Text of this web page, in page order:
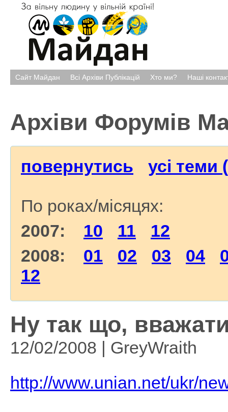
Сайт Майдан Всі Архіви Публікацій Хто ми? Наші
Архіви Форумів
повернутись усі теми
По роках/місяцях:
2007: 10 11
12
2008: 01 02 03 04
12
Ну так що,
12/02/2008 | GreyWraith
http://www.unian.net/ukr/